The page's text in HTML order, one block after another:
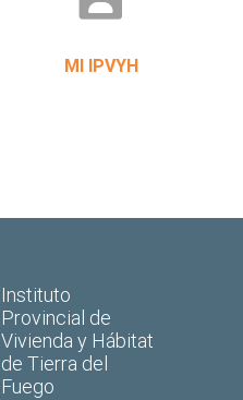
MI IPVYH
Instituto
Provincial de
Vivienda y Hábitat
de Tierra del
Fuego